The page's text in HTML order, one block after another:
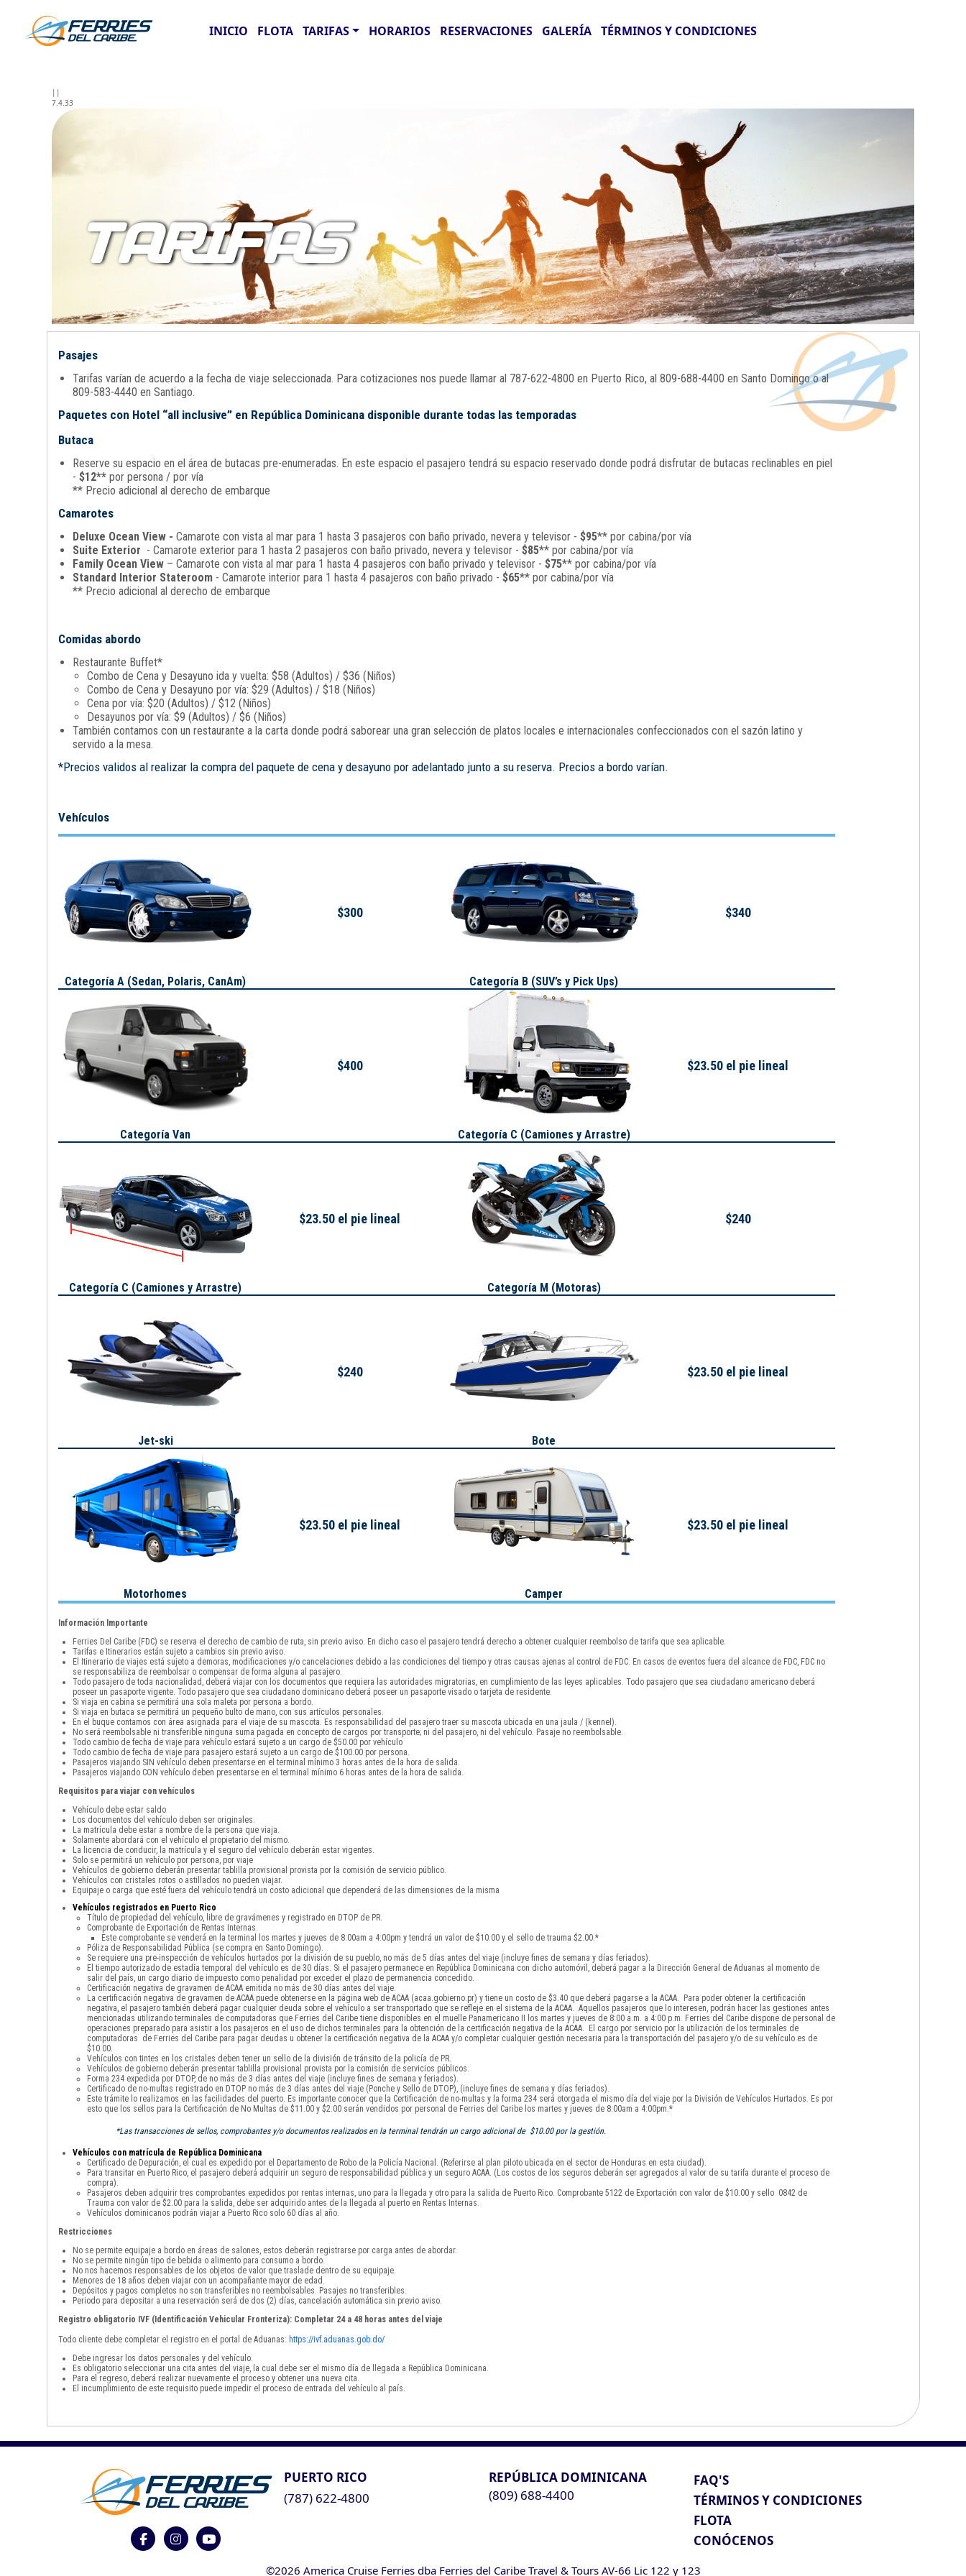
INICIO FLOTA TARIFAS HORARIOS RESERVACIONES GALERÍA TÉRMINOS Y CONDICIONES
||
7.4.33
TARIFAS
Pasajes
Tarifas varían de acuerdo a la fecha de viaje seleccionada. Para cotizaciones nos puede llamar al 787-622-4800 en Puerto Rico, al 809-688-4400 en Santo Domingo o al
809-583-4440 en Santiago.
Paquetes con Hotel “all inclusive” en República Dominicana disponible durante todas las temporadas
Butaca
Reserve su espacio en el área de butacas pre-enumeradas. En este espacio el pasajero tendrá su espacio reservado donde podrá disfrutar de butacas reclinables en piel
- $12**por persona / por vía
** Precio adicional al derecho de embarque
Camarotes
Deluxe Ocean View - Camarote con vista al mar para 1 hasta 3 pasajeros con baño privado, nevera y televisor - $95** por cabina/por vía
Suite Exterior - Camarote exterior para 1 hasta 2 pasajeros con baño privado, nevera y televisor - $85** por cabina/por vía
Family Ocean View– Camarote con vista al mar para 1 hasta 4 pasajeros con baño privado y televisor - $75** por cabina/por vía
Standard Interior Stateroom- Camarote interior para 1 hasta 4 pasajeros con baño privado - $65** por cabina/por vía
** Precio adicional al derecho de embarque
Comidas abordo
Restaurante Buffet*
Combo de Cena y Desayuno ida y vuelta: $58 (Adultos) / $36 (Niños)
Combo de Cena y Desayuno por vía: $29 (Adultos) / $18 (Niños)
Cena por vía: $20 (Adultos) / $12 (Niños)
Desayunos por vía: $9 (Adultos) / $6 (Niños)
También contamos con un restaurante a la carta donde podrá saborear una gran selección de platos locales e internacionales confeccionados con el sazón latino y
servido a la mesa.
*Precios validos al realizar la compra del paquete de cena y desayuno por adelantado junto a su reserva. Precios a bordo varían.
Vehículos
Categoría A (Sedan, Polaris, CanAm)
$300
Categoría B (SUV’s y Pick Ups)
$340
Categoría Van
$400
Categoría C (Camiones y Arrastre)
$23.50 el pie lineal
Categoría C (Camiones y Arrastre)
$23.50 el pie lineal
Categoría M (Motoras)
$240
Jet-ski
$240
Bote
$23.50 el pie lineal
Motorhomes
$23.50 el pie lineal
Camper
$23.50 el pie lineal
Información Importante
Ferries Del Caribe (FDC) se reserva el derecho de cambio de ruta, sin previo aviso. En dicho caso el pasajero tendrá derecho a obtener cualquier reembolso de tarifa que sea aplicable.
Tarifas e Itinerarios están sujeto a cambios sin previo aviso.
El Itinerario de viajes está sujeto a demoras, modificaciones y/o cancelaciones debido a las condiciones del tiempo y otras causas ajenas al control de FDC. En casos de eventos fuera del alcance de FDC, FDC no
se responsabiliza de reembolsar o compensar de forma alguna al pasajero.
Todo pasajero de toda nacionalidad, deberá viajar con los documentos que requiera las autoridades migratorias, en cumplimiento de las leyes aplicables. Todo pasajero que sea ciudadano americano deberá
poseer un pasaporte vigente. Todo pasajero que sea ciudadano dominicano deberá poseer un pasaporte visado o tarjeta de residente.
Si viaja en cabina se permitirá una sola maleta por persona a bordo.
Si viaja en butaca se permitirá un pequeño bulto de mano, con sus artículos personales.
En el buque contamos con área asignada para el viaje de su mascota. Es responsabilidad del pasajero traer su mascota ubicada en una jaula / (kennel).
No será reembolsable ni transferible ninguna suma pagada en concepto de cargos por transporte; ni del pasajero, ni del vehículo. Pasaje no reembolsable.
Todo cambio de fecha de viaje para vehículo estará sujeto a un cargo de $50.00 por vehículo
Todo cambio de fecha de viaje para pasajero estará sujeto a un cargo de $100.00 por persona.
Pasajeros viajando SIN vehículo deben presentarse en el terminal mínimo 3 horas antes de la hora de salida.
Pasajeros viajando CON vehículo deben presentarse en el terminal mínimo 6 horas antes de la hora de salida.
Requisitos para viajar con vehículos
Vehículo debe estar saldo
Los documentos del vehículo deben ser originales.
La matrícula debe estar a nombre de la persona que viaja.
Solamente abordará con el vehículo el propietario del mismo.
La licencia de conducir, la matrícula y el seguro del vehículo deberán estar vigentes.
Solo se permitirá un vehículo por persona, por viaje
Vehículos de gobierno deberán presentar tablilla provisional provista por la comisión de servicio público.
Vehículos con cristales rotos o astillados no pueden viajar.
Equipaje o carga que esté fuera del vehículo tendrá un costo adicional que dependerá de las dimensiones de la misma
Vehículos registrados en Puerto Rico
Título de propiedad del vehículo, libre de gravámenes y registrado en DTOP de PR.
Comprobante de Exportación de Rentas Internas.
Este comprobante se venderá en la terminal los martes y jueves de 8:00am a 4:00pm y tendrá un valor de $10.00 y el sello de trauma $2.00.*
Póliza de Responsabilidad Pública (se compra en Santo Domingo).
Se requiere una pre-inspección de vehículos hurtados por la división de su pueblo, no más de 5 días antes del viaje (incluye fines de semana y días feriados).
El tiempo autorizado de estadía temporal del vehículo es de 30 días. Si el pasajero permanece en República Dominicana con dicho automóvil, deberá pagar a la Dirección General de Aduanas al momento de
salir del país, un cargo diario de impuesto como penalidad por exceder el plazo de permanencia concedido.
Certificación negativa de gravamen de ACAA emitida no más de 30 días antes del viaje.
La certificación negativa de gravamen de ACAA puede obtenerse en la página web de ACAA (acaa.gobierno.pr) y tiene un costo de $3.40 que deberá pagarse a la ACAA. Para poder obtener la certificación
negativa, el pasajero también deberá pagar cualquier deuda sobre el vehículo a ser transportado que se refleje en el sistema de la ACAA. Aquellos pasajeros que lo interesen, podrán hacer las gestiones antes
mencionadas utilizando terminales de computadoras que Ferries del Caribe tiene disponibles en el muelle Panamericano II los martes y jueves de 8:00 a.m. a 4:00 p.m. Ferries del Caribe dispone de personal de
operaciones preparado para asistir a los pasajeros en el uso de dichos terminales para la obtención de la certificación negativa de la ACAA. El cargo por servicio por la utilización de los terminales de
computadoras de Ferries del Caribe para pagar deudas u obtener la certificación negativa de la ACAA y/o completar cualquier gestión necesaria para la transportación del pasajero y/o de su vehículo es de
$10.00.
Vehículos con tintes en los cristales deben tener un sello de la división de tránsito de la policía de PR.
Vehículos de gobierno deberán presentar tablilla provisional provista por la comisión de servicios públicos.
Forma 234 expedida por DTOP, de no más de 3 días antes del viaje (incluye fines de semana y feriados).
Certificado de no-multas registrado en DTOP no más de 3 días antes del viaje (Ponche y Sello de DTOP), (incluye fines de semana y días feriados).
Este trámite lo realizamos en las facilidades del puerto. Es importante conocer que la Certificación de no-multas y la forma 234 será otorgada el mismo día del viaje por la División de Vehículos Hurtados. Es por
esto que los sellos para la Certificación de No Multas de $11.00 y $2.00 serán vendidos por personal de Ferries del Caribe los martes y jueves de 8:00am a 4:00pm.*
*Las transacciones de sellos, comprobantes y/o documentos realizados en la terminal tendrán un cargo adicional de $10.00 por la gestión.
Vehículos con matrícula de República Dominicana
Certificado de Depuración, el cual es expedido por el Departamento de Robo de la Policía Nacional. (Referirse al plan piloto ubicada en el sector de Honduras en esta ciudad).
Para transitar en Puerto Rico, el pasajero deberá adquirir un seguro de responsabilidad pública y un seguro ACAA. (Los costos de los seguros deberán ser agregados al valor de su tarifa durante el proceso de
compra).
Pasajeros deben adquirir tres comprobantes expedidos por rentas internas, uno para la llegada y otro para la salida de Puerto Rico. Comprobante 5122 de Exportación con valor de $10.00 y sello 0842 de
Trauma con valor de $2.00 para la salida, debe ser adquirido antes de la llegada al puerto en Rentas Internas.
Vehículos dominicanos podrán viajar a Puerto Rico solo 60 días al año.
Restricciones
No se permite equipaje a bordo en áreas de salones, estos deberán registrarse por carga antes de abordar.
No se permite ningún tipo de bebida o alimento para consumo a bordo.
No nos hacemos responsables de los objetos de valor que traslade dentro de su equipaje.
Menores de 18 años deben viajar con un acompañante mayor de edad.
Depósitos y pagos completos no son transferibles no reembolsables. Pasajes no transferibles.
Periodo para depositar a una reservación será de dos (2) días, cancelación automática sin previo aviso.
Registro obligatorio IVF (Identificación Vehicular Fronteriza): Completar 24 a 48 horas antes del viaje
Todo cliente debe completar el registro en el portal de Aduanas: https://ivf.aduanas.gob.do/
Debe ingresar los datos personales y del vehículo.
Es obligatorio seleccionar una cita antes del viaje, la cual debe ser el mismo día de llegada a República Dominicana.
Para el regreso, deberá realizar nuevamente el proceso y obtener una nueva cita.
El incumplimiento de este requisito puede impedir el proceso de entrada del vehículo al país.
PUERTO RICO
(787) 622-4800
REPÚBLICA DOMINICANA
(809) 688-4400
FAQ'S
TÉRMINOS Y CONDICIONES
FLOTA
CONÓCENOS
©2026 America Cruise Ferries dba Ferries del Caribe Travel & Tours AV-66 Lic 122 y 123